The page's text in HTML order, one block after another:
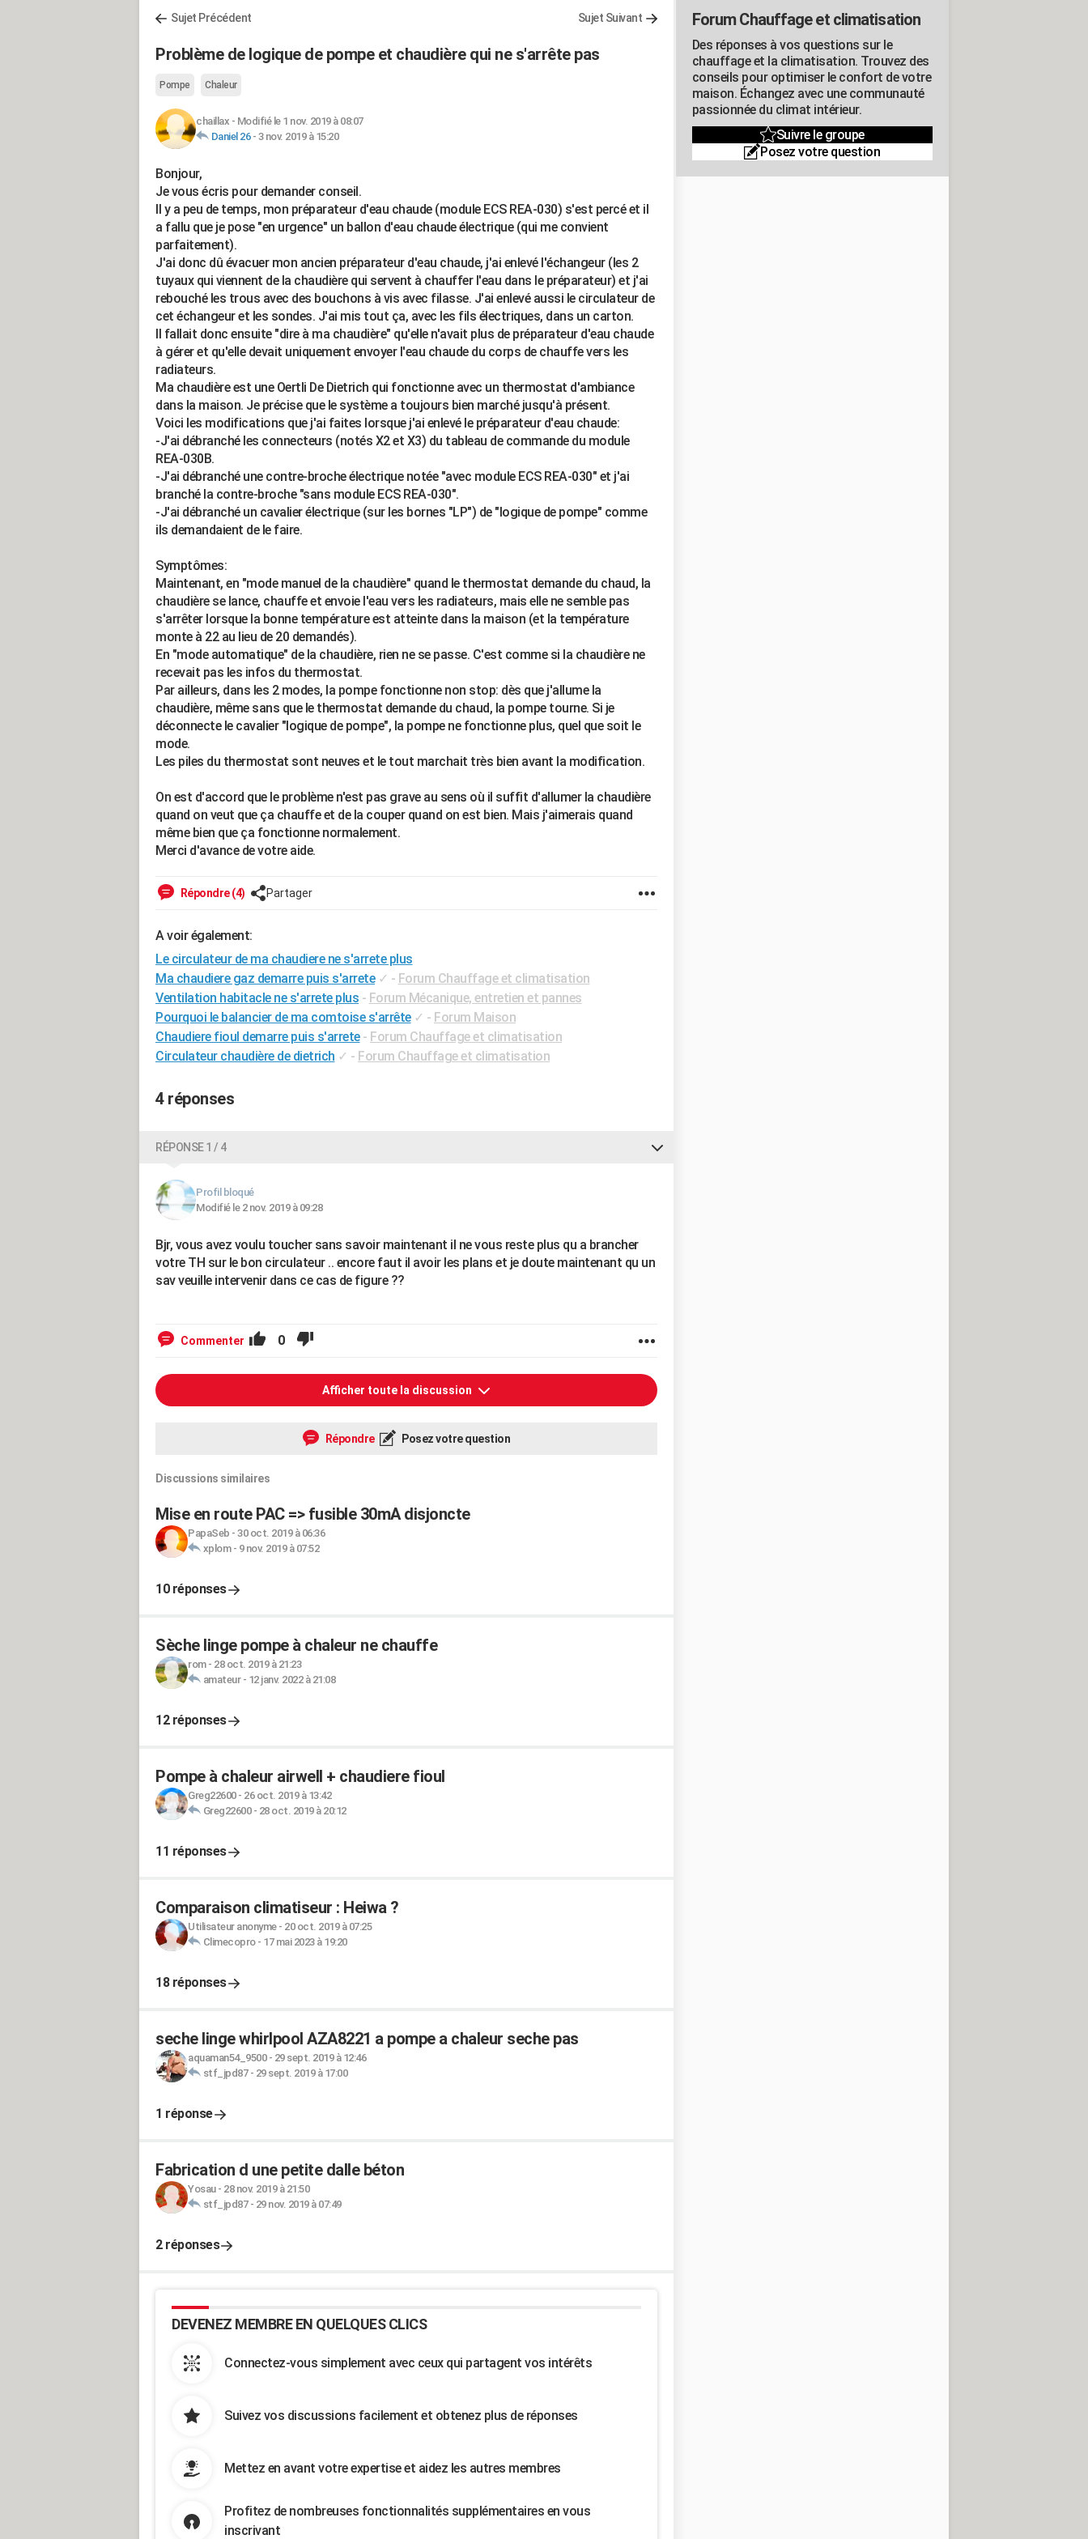
Sujet Précédent Sujet Suivant
Problème de logique de pompe et chaudière qui ne s'arrête pas
Pompe Chaleur
chaillax - Modifié le 1 nov. 2019 à 08:07
Daniel 26- 3 nov. 2019 à 15:20
Bonjour,
Je vous écris pour demander conseil.
Il y a peu de temps, mon préparateur d'eau chaude (module ECS REA-030) s'est percé et il
a fallu que je pose "en urgence" un ballon d'eau chaude électrique (qui me convient
parfaitement).
J'ai donc dû évacuer mon ancien préparateur d'eau chaude, j'ai enlevé l'échangeur (les 2
tuyaux qui viennent de la chaudière qui servent à chauffer l'eau dans le préparateur) et j'ai
rebouché les trous avec des bouchons à vis avec filasse. J'ai enlevé aussi le circulateur de
cet échangeur et les sondes. J'ai mis tout ça, avec les fils électriques, dans un carton.
Il fallait donc ensuite "dire à ma chaudière" qu'elle n'avait plus de préparateur d'eau chaude
à gérer et qu'elle devait uniquement envoyer l'eau chaude du corps de chauffe vers les
radiateurs.
Ma chaudière est une Oertli De Dietrich qui fonctionne avec un thermostat d'ambiance
dans la maison. Je précise que le système a toujours bien marché jusqu'à présent.
Voici les modifications que j'ai faites lorsque j'ai enlevé le préparateur d'eau chaude:
-J'ai débranché les connecteurs (notés X2 et X3) du tableau de commande du module
REA-030B.
-J'ai débranché une contre-broche électrique notée "avec module ECS REA-030" et j'ai
branché la contre-broche "sans module ECS REA-030".
-J'ai débranché un cavalier électrique (sur les bornes "LP") de "logique de pompe" comme
ils demandaient de le faire.
Symptômes:
Maintenant, en "mode manuel de la chaudière" quand le thermostat demande du chaud, la
chaudière se lance, chauffe et envoie l'eau vers les radiateurs, mais elle ne semble pas
s'arrêter lorsque la bonne température est atteinte dans la maison (et la température
monte à 22 au lieu de 20 demandés).
En "mode automatique" de la chaudière, rien ne se passe. C'est comme si la chaudière ne
recevait pas les infos du thermostat.
Par ailleurs, dans les 2 modes, la pompe fonctionne non stop: dès que j'allume la
chaudière, même sans que le thermostat demande du chaud, la pompe tourne. Si je
déconnecte le cavalier "logique de pompe", la pompe ne fonctionne plus, quel que soit le
mode.
Les piles du thermostat sont neuves et le tout marchait très bien avant la modification.
On est d'accord que le problème n'est pas grave au sens où il suffit d'allumer la chaudière
quand on veut que ça chauffe et de la couper quand on est bien. Mais j'aimerais quand
même bien que ça fonctionne normalement.
Merci d'avance de votre aide.
Répondre (4) Partager
A voir également:
Le circulateur de ma chaudiere ne s'arrete plus
Ma chaudiere gaz demarre puis s'arrete ✓ - Forum Chauffage et climatisation
Ventilation habitacle ne s'arrete plus - Forum Mécanique, entretien et pannes
Pourquoi le balancier de ma comtoise s'arrête ✓ - Forum Maison
Chaudiere fioul demarre puis s'arrete - Forum Chauffage et climatisation
Circulateur chaudière de dietrich ✓ - Forum Chauffage et climatisation
4 réponses
RÉPONSE 1 / 4
Profil bloqué
Modifié le 2 nov. 2019 à 09:28
Bjr, vous avez voulu toucher sans savoir maintenant il ne vous reste plus qu a brancher
votre TH sur le bon circulateur .. encore faut il avoir les plans et je doute maintenant qu un
sav veuille intervenir dans ce cas de figure ??
Commenter 0
Afficher toute la discussion
Répondre Posez votre question
Discussions similaires
Mise en route PAC => fusible 30mA disjoncte
PapaSeb - 30 oct. 2019 à 06:36
xplom- 9 nov. 2019 à 07:52
10 réponses
Sèche linge pompe à chaleur ne chauffe
rom- 28 oct. 2019 à 21:23
amateur- 12 janv. 2022 à 21:08
12 réponses
Pompe à chaleur airwell + chaudiere fioul
Greg22600- 26 oct. 2019 à 13:42
Greg22600- 28 oct. 2019 à 20:12
11 réponses
Comparaison climatiseur : Heiwa ?
Utilisateur anonyme- 20 oct. 2019 à 07:25
Climecopro- 17 mai 2023 à 19:20
18 réponses
seche linge whirlpool AZA8221 a pompe a chaleur seche pas
aquaman54_9500- 29 sept. 2019 à 12:46
stf_jpd87- 29 sept. 2019 à 17:00
1 réponse
Fabrication d une petite dalle béton
Yosau- 28 nov. 2019 à 21:50
stf_jpd87- 29 nov. 2019 à 07:49
2 réponses
DEVENEZ MEMBRE EN QUELQUES CLICS
Connectez-vous simplement avec ceux qui partagent vos intérêts
Suivez vos discussions facilement et obtenez plus de réponses
Mettez en avant votre expertise et aidez les autres membres
Profitez de nombreuses fonctionnalités supplémentaires en vous
inscrivant
Forum Chauffage et climatisation
Des réponses à vos questions sur le
chauffage et la climatisation. Trouvez des
conseils pour optimiser le confort de votre
maison. Échangez avec une communauté
passionnée du climat intérieur.
Suivre le groupe
Posez votre question